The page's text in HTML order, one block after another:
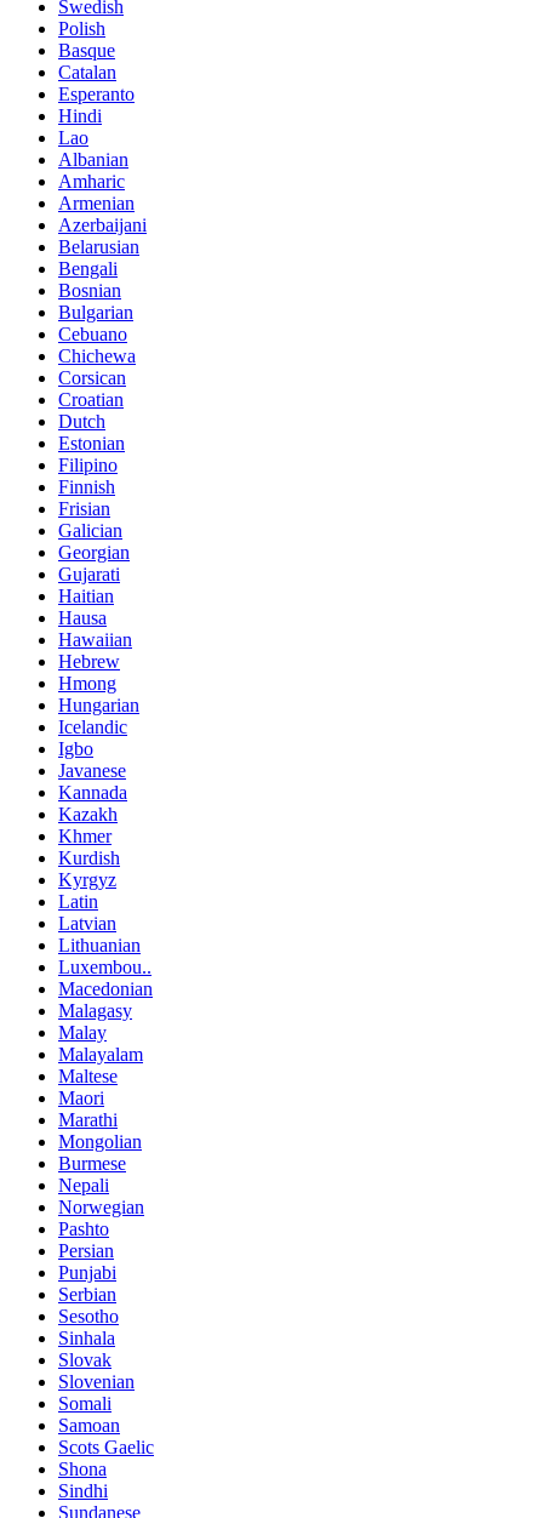
Swedish
Polish
Basque
Catalan
Esperanto
Hindi
Lao
Albanian
Amharic
Armenian
Azerbaijani
Belarusian
Bengali
Bosnian
Bulgarian
Cebuano
Chichewa
Corsican
Croatian
Dutch
Estonian
Filipino
Finnish
Frisian
Galician
Georgian
Gujarati
Haitian
Hausa
Hawaiian
Hebrew
Hmong
Hungarian
Icelandic
Igbo
Javanese
Kannada
Kazakh
Khmer
Kurdish
Kyrgyz
Latin
Latvian
Lithuanian
Luxembou..
Macedonian
Malagasy
Malay
Malayalam
Maltese
Maori
Marathi
Mongolian
Burmese
Nepali
Norwegian
Pashto
Persian
Punjabi
Serbian
Sesotho
Sinhala
Slovak
Slovenian
Somali
Samoan
Scots Gaelic
Shona
Sindhi
Sundanese